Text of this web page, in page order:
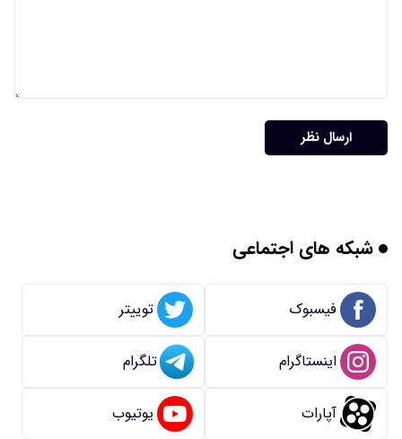
ارسال نظر
شبکه های اجتماعی
فیسبوک توییتر
اینستاگرام تلگرام
آپارات یوتیوب